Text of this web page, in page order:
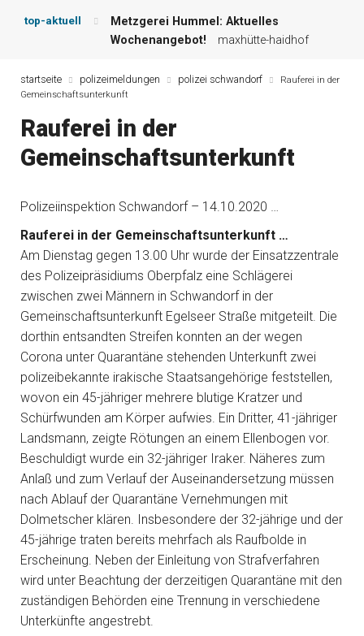
top-aktuell
Metzgerei Hummel: Aktuelles
Wochenangebot!
maxhütte-haidhof
Grillspezialitäten u.v.m.! kallmünz
Meindl Metzgerei: Wochen-Speisekarte
Der „deutsche Michel“ muss nun
zahlen! kommentare & serien &
Angebot … maxhütte-haidhof
Nutzen Sie aktuelle Angebote Ihrer
startseite polizeimeldungen polizei schwandorf
Rauferei in der
Gemeinschaftsunterkunft
Rauferei in der
Gemeinschaftsunterkunft
Polizeiinspektion Schwandorf – 14.10.2020 …
Rauferei in der Gemeinschaftsunterkunft …
Am Dienstag gegen 13.00 Uhr wurde der Einsatzzentrale
des Polizeipräsidiums Oberpfalz eine Schlägerei
zwischen zwei Männern in Schwandorf in der
Gemeinschaftsunterkunft Egelseer Straße mitgeteilt. Die
dorthin entsandten Streifen konnten an der wegen
Corona unter Quarantäne stehenden Unterkunft zwei
polizeibekannte irakische Staatsangehörige feststellen,
wovon ein 45-jähriger mehrere blutige Kratzer und
Schürfwunden am Körper aufwies. Ein Dritter, 41-jähriger
Landsmann, zeigte Rötungen an einem Ellenbogen vor.
Beschuldigt wurde ein 32-jähriger Iraker. Näheres zum
Anlaß und zum Verlauf der Auseinandersetzung müssen
nach Ablauf der Quarantäne Vernehmungen mit
Dolmetscher klären. Insbesondere der 32-jährige und der
45-jährige traten bereits mehrfach als Raufbolde in
Erscheinung. Neben der Einleitung von Strafverfahren
wird unter Beachtung der derzeitigen Quarantäne mit den
zuständigen Behörden eine Trennung in verschiedene
Unterkünfte angestrebt.